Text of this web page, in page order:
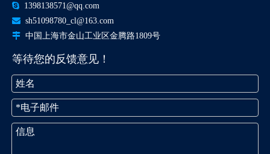
 1398138571@qq.com
 sh51098780_cl@163.com
 中国上海市金山工业区金腾路1809号
等待您的反馈意见！